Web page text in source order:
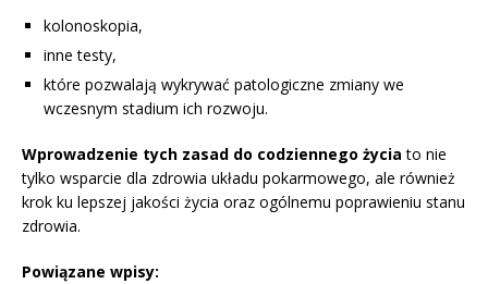
kolonoskopia,
inne testy,
które pozwalają wykrywać patologiczne zmiany we
wczesnym stadium ich rozwoju.
Wprowadzenie tych zasad do codziennego życia to nie
tylko wsparcie dla zdrowia układu pokarmowego, ale również
krok ku lepszej jakości życia oraz ogólnemu poprawieniu stanu
zdrowia.
Powiązane wpisy: